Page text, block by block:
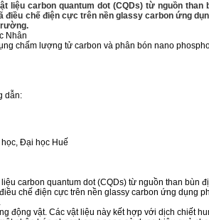
liệu carbon quantum dot (CQDs) từ nguồn than
điều chế điện cực trên nền glassy carbon ứng
Nhân
chấm lượng tử carbon và phân bón nano
dẫn:
Đại học Huế
carbon quantum dot (CQDs) từ nguồn than bùn
chế điện cực trên nền glassy carbon ứng dụng
động vật. Các vật liệu này kết hợp với dịch chiết